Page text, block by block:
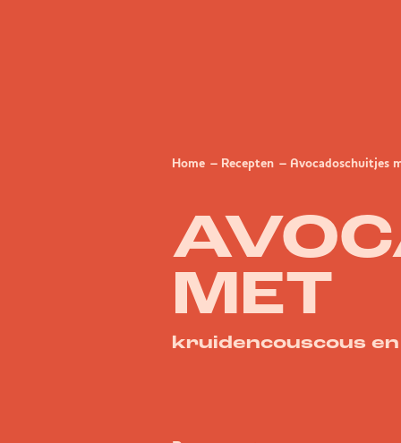
Home Recepten Avocadoschuitjes
MET
kruidencouscous